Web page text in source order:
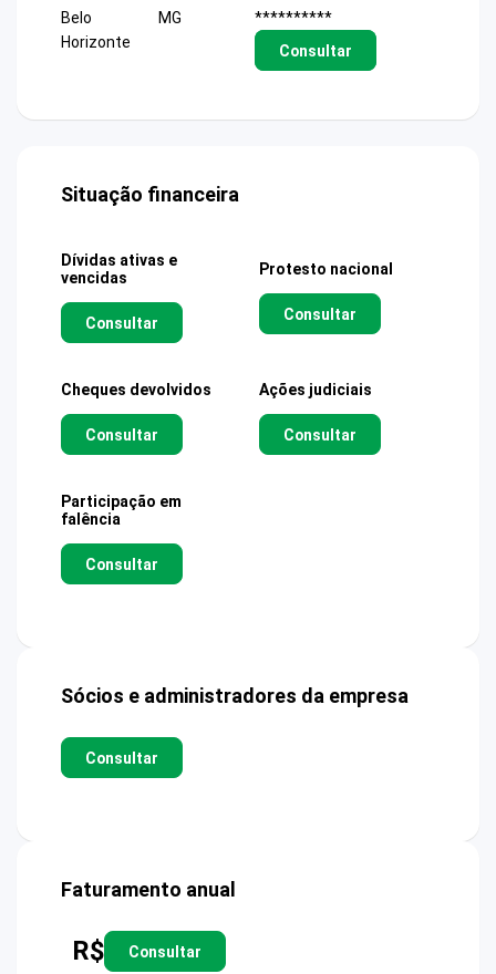
Belo
Horizonte
MG
**********
Consultar
Situação financeira
Dívidas ativas e
vencidas
Consultar
Protesto nacional
Consultar
Cheques devolvidos
Consultar
Ações judiciais
Consultar
Participação em
falência
Consultar
Sócios e administradores da empresa
Consultar
Faturamento anual
R$ Consultar